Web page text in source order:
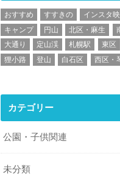
おすすめ すすきの
インスタ
キャンプ
円山 北区・麻生
大通り
定山渓 札幌駅 東区
狸小路
登山 白石区 西区・
カテゴリー
公園・子供関連
未分類